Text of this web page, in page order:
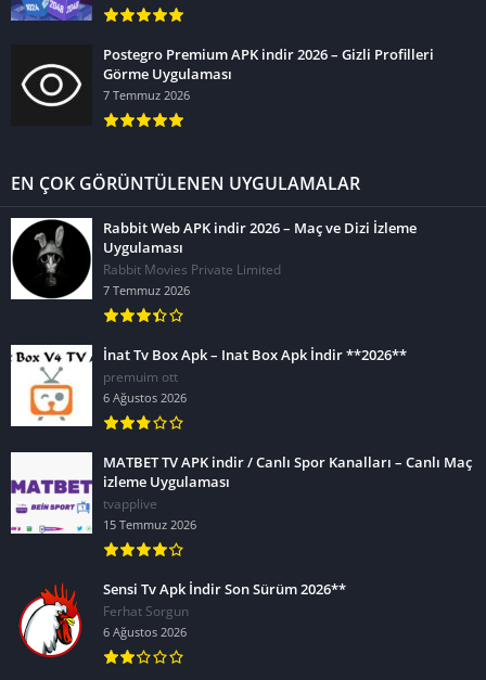
Postegro Premium APK indir 2026 – Gizli Profilleri
Görme Uygulaması
7 Temmuz 2026
EN ÇOK GÖRÜNTÜLENEN UYGULAMALAR
Rabbit Web APK indir 2026 – Maç ve Dizi İzleme
Uygulaması
Rabbit Movies Private Limited
7 Temmuz 2026
İnat Tv Box Apk – Inat Box Apk İndir **2026**
premuim ott
6 Ağustos 2026
MATBET TV APK indir / Canlı Spor Kanalları – Canlı Maç
izleme Uygulaması
tvapplive
15 Temmuz 2026
Sensi Tv Apk İndir Son Sürüm 2026**
Ferhat Sorgun
6 Ağustos 2026